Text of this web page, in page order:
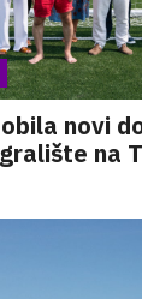
novi
na